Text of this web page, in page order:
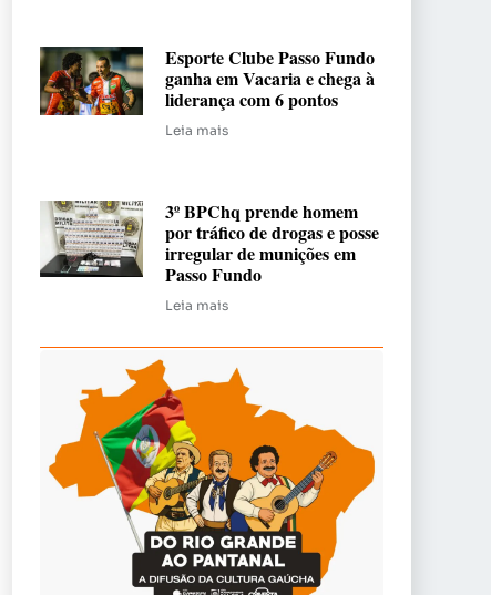
Esporte Clube Passo Fundo
ganha em Vacaria e chega à
liderança com 6 pontos
Leia mais
3º BPChq prende homem
por tráfico de drogas e posse
irregular de munições em
Passo Fundo
Leia mais